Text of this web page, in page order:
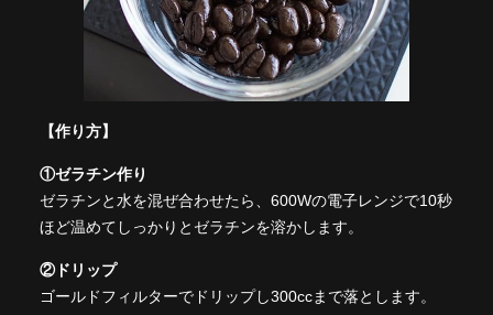
【作り方】
①ゼラチン作り
ゼラチンと水を混ぜ合わせたら、600Wの電子レンジで10秒
ほど温めてしっかりとゼラチンを溶かします。
②ドリップ
ゴールドフィルターでドリップし300ccまで落とします。